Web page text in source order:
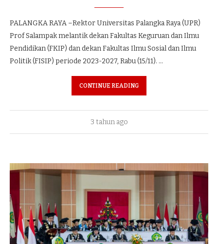
PALANGKA RAYA –Rektor Universitas Palangka Raya (UPR)
Prof Salampak melantik dekan Fakultas Keguruan dan Ilmu
Pendidikan (FKIP) dan dekan Fakultas Ilmu Sosial dan Ilmu
Politik (FISIP) periode 2023-2027, Rabu (15/11). …
CONTINUE READING
3 tahun ago